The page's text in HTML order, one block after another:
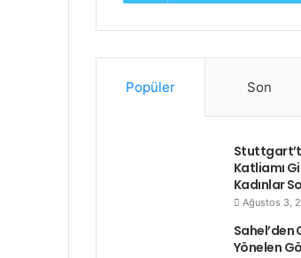
Popüler Son
Katliamı
Kadınlar
Ağustos 3,
Sahel’den
Yönelen